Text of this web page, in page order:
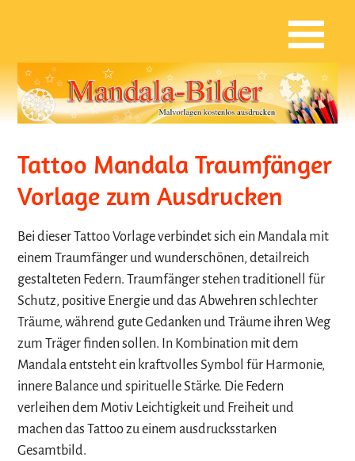
Tattoo Mandala Traumfänger
Vorlage zum Ausdrucken
Bei dieser Tattoo Vorlage verbindet sich ein Mandala mit
einem Traumfänger und wunderschönen, detailreich
gestalteten Federn. Traumfänger stehen traditionell für
Schutz, positive Energie und das Abwehren schlechter
Träume, während gute Gedanken und Träume ihren Weg
zum Träger finden sollen. In Kombination mit dem
Mandala entsteht ein kraftvolles Symbol für Harmonie,
innere Balance und spirituelle Stärke. Die Federn
verleihen dem Motiv Leichtigkeit und Freiheit und
machen das Tattoo zu einem ausdrucksstarken
Gesamtbild.